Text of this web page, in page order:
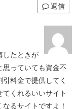
返信
したときが
思っていても資金不
料金で提供してく
くれるいいサイト
るサイトですよ！